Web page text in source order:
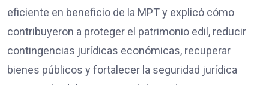
eficiente en beneficio de la MPT y explicó cómo
contribuyeron a proteger el patrimonio edil, reducir
contingencias jurídicas económicas, recuperar
bienes públicos y fortalecer la seguridad jurídica